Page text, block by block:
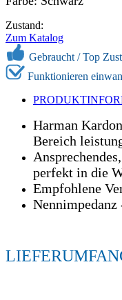
Zustand:
Zum Katalog
Gebraucht / Top
Funktionieren
Harman
Bereich
perfekt in die
Empfohlene
Nennimpedanz